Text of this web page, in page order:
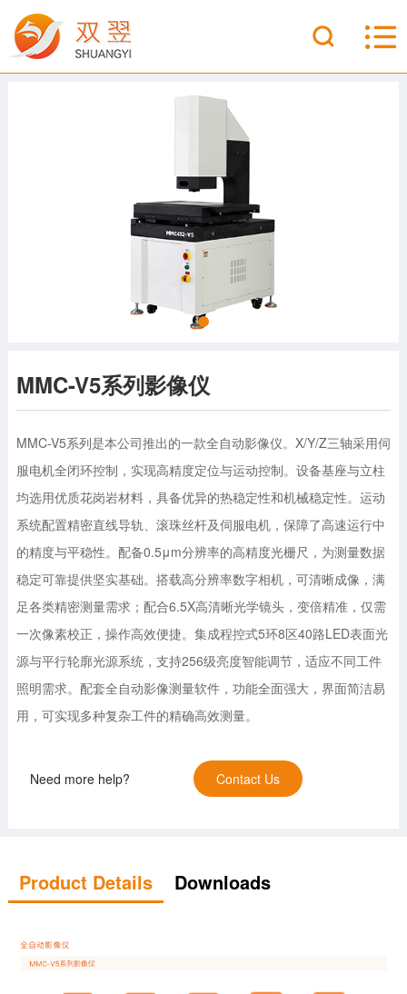
MMC-V5系列影像仪
MMC-V5系列是本公司推出的一款全自动影像仪。X/Y/Z三轴采用伺
服电机全闭环控制，实现高精度定位与运动控制。设备基座与立柱
均选用优质花岗岩材料，具备优异的热稳定性和机械稳定性。运动
系统配置精密直线导轨、滚珠丝杆及伺服电机，保障了高速运行中
的精度与平稳性。配备0.5μm分辨率的高精度光栅尺，为测量数据
稳定可靠提供坚实基础。搭载高分辨率数字相机，可清晰成像，满
足各类精密测量需求；配合6.5X高清晰光学镜头，变倍精准，仅需
一次像素校正，操作高效便捷。集成程控式5环8区40路LED表面光
源与平行轮廓光源系统，支持256级亮度智能调节，适应不同工件
照明需求。配套全自动影像测量软件，功能全面强大，界面简洁易
用，可实现多种复杂工件的精确高效测量。
Need more help? Contact Us
Product Details Downloads